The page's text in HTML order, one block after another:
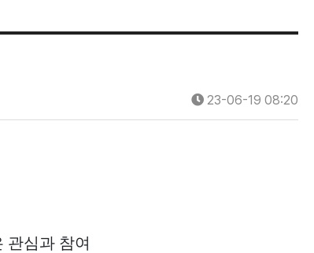
23-06-19 08:20
관심과 참여